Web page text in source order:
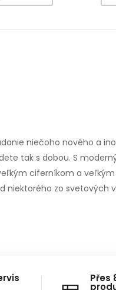
niečoho nového a
tak s dobou. S
ciferníkom a
niektorého zo svetových
Přes